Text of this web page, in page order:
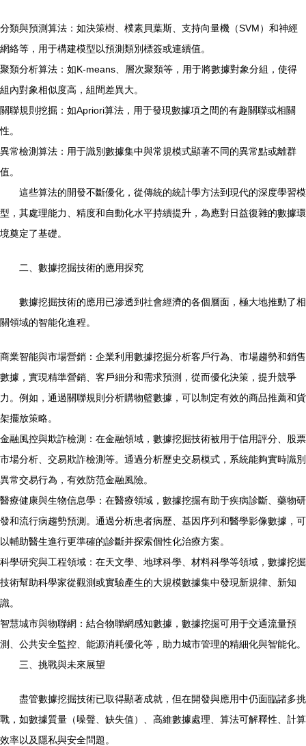
分類與預測算法：如決策樹、樸素貝葉斯、支持向量機（SVM）和神經
網絡等，用于構建模型以預測類別標簽或連續值。
聚類分析算法：如K-means、層次聚類等，用于將數據對象分組，使得
組內對象相似度高，組間差異大。
關聯規則挖掘：如Apriori算法，用于發現數據項之間的有趣關聯或相關
性。
異常檢測算法：用于識別數據集中與常規模式顯著不同的異常點或離群
值。
這些算法的開發不斷優化，從傳統的統計學方法到現代的深度學習模
型，其處理能力、精度和自動化水平持續提升，為應對日益復雜的數據環
境奠定了基礎。
二、數據挖掘技術的應用探究
數據挖掘技術的應用已滲透到社會經濟的各個層面，極大地推動了相
關領域的智能化進程。
商業智能與市場營銷：企業利用數據挖掘分析客戶行為、市場趨勢和銷售
數據，實現精準營銷、客戶細分和需求預測，從而優化決策，提升競爭
力。例如，通過關聯規則分析購物籃數據，可以制定有效的商品推薦和貨
架擺放策略。
金融風控與欺詐檢測：在金融領域，數據挖掘技術被用于信用評分、股票
市場分析、交易欺詐檢測等。通過分析歷史交易模式，系統能夠實時識別
異常交易行為，有效防范金融風險。
醫療健康與生物信息學：在醫療領域，數據挖掘有助于疾病診斷、藥物研
發和流行病趨勢預測。通過分析患者病歷、基因序列和醫學影像數據，可
以輔助醫生進行更準確的診斷并探索個性化治療方案。
科學研究與工程領域：在天文學、地球科學、材料科學等領域，數據挖掘
技術幫助科學家從觀測或實驗產生的大規模數據集中發現新規律、新知
識。
智慧城市與物聯網：結合物聯網感知數據，數據挖掘可用于交通流量預
測、公共安全監控、能源消耗優化等，助力城市管理的精細化與智能化。
三、挑戰與未來展望
盡管數據挖掘技術已取得顯著成就，但在開發與應用中仍面臨諸多挑
戰，如數據質量（噪聲、缺失值）、高維數據處理、算法可解釋性、計算
效率以及隱私與安全問題。